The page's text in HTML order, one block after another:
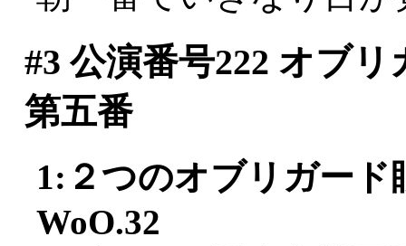
#3 公演番号222 オブ
第五番
1:２つのオブリガード
WoO.32